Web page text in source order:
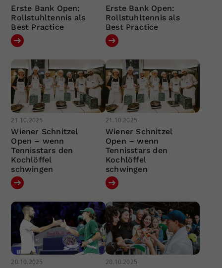
Erste Bank Open:
Rollstuhltennis als
Best Practice
Erste Bank Open:
Rollstuhltennis als
Best Practice
21.10.2025
Wiener Schnitzel
Open – wenn
Tennisstars den
Kochlöffel
schwingen
21.10.2025
Wiener Schnitzel
Open – wenn
Tennisstars den
Kochlöffel
schwingen
20.10.2025 20.10.2025